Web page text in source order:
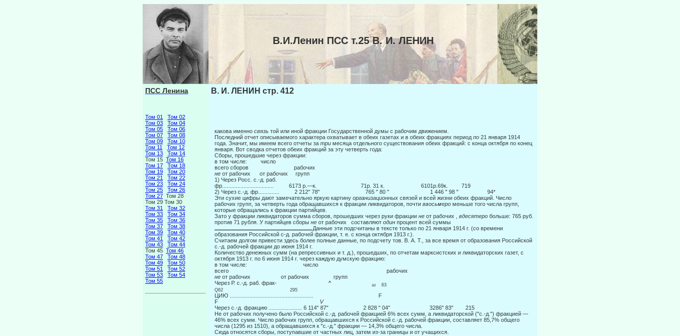
В.И.Ленин ПСС т.25 В. И. ЛЕНИН
ПСС Ленина
Том 01
Том 02
Том 03
Том 04
Том 05
Том 06
Том 07
Том 08
Том 09
Том 10
Том 11
Том 12
Том 13
Том 14
Том 15 Том 16
Том 17
Том 18
Том 19
Том 20
Том 21
Том 22
Том 23
Том 24
Том 25
Том 26
Том 27 Том 28
Том 29 Том 30
Том 31
Том 32
Том 33
Том 34
Том 35
Том 36
Том 37
Том 38
Том 39
Том 40
Том 41
Том 42
Том 43
Том 44
Том 45 Том 46
Том 47
Том 48
Том 49
Том 50
Том 51
Том 52
Том 53
Том 54
Том 55
В. И. ЛЕНИН стр. 412
какова именно связь той или иной фракции Государственной думы с рабочим движени­ем.
Последний отчет описываемого характера охватывает в обеих газетах и в обеих фракциях период по 21 января 1914
года. Значит, мы имеем всего отчеты за три месяца отдельного существования обеих фракций: с конца октября по конец
января. Вот свод­ка отчетов обеих фракций за эту четверть года:
Сборы, прошедшие через фракции:
в том числе: число
всего сборов рабочих
не от рабочих от рабочих групп
1) Через Росс. с.-д. раб.
фр.................................. 6173 р.—к. 71р. 31 к. 6101р.69к. 719
2) Через с.-д. фр.............. 2 212" 78" 765 " 80 " 1 446 " 98 " 94*
Эти сухие цифры дают замечательно яркую картину организационных связей и всей жизни обеих фракций. Число
рабочих групп, за четверть года обращавшихся к фракции ликвидаторов, почти ввосьмеро меньше того числа групп,
которые обращались к фрак­ции партийцев.
Зато у фракции ликвидаторов сумма сборов, прошедших через руки фракции не от рабочих , вдесятеро больше: 765 руб.
против 71 рубля. У партийцев сборы не от рабо­чих составляют один процент всей суммы
Данные эти подсчитаны в тексте только по 21 января 1914 г. (со времени
образования Российской с-д. рабочей фракции, т. е. с конца октября 1913 г.).
Считаем долгом привести здесь более полные данные, по подсчету тов. В. А. Т., за все время от обра­зования Российской
с.-д. рабочей фракции до июня 1914 г.
Количество денежных сумм (на репрессивных и т. д.), прошедших, по отчетам марксистских и ликви­даторских газет, с
октября 1913 г. по 6 июня 1914 г. через каждую думскую фракцию:
в том числе: число
всего рабочих
не от рабочих от рабочих групп
Через Р. с.-д. раб. фрак- ^ ш
63
Q62 295
ЦИЮ ....................................................... F
F V
Через с.-д. фракцию ...................... 6 114" 87" 2 828 " 04" 3286" 83" 215
Не от рабочих получено было Российской с.-д. рабочей фракцией 6% всех сумм, а ликвидаторской ("с.-д.") фракцией —
46% всех сумм. Число рабочих групп, обращавшихся к Российской с.-д. рабочей фракции, составляет 85,7% общего
числа (1295 из 1510), а обращавшихся к "с.-д." фракции — 14,3% об­щего числа.
Сюда относятся сборы, поступавшие от частных лиц, затем из-за границы и от учащихся.